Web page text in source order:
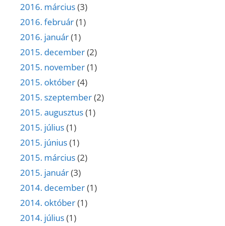
2016. március(3)
2016. február(1)
2016. január(1)
2015. december(2)
2015. november(1)
2015. október(4)
2015. szeptember(2)
2015. augusztus(1)
2015. július(1)
2015. június(1)
2015. március(2)
2015. január(3)
2014. december(1)
2014. október(1)
2014. július(1)